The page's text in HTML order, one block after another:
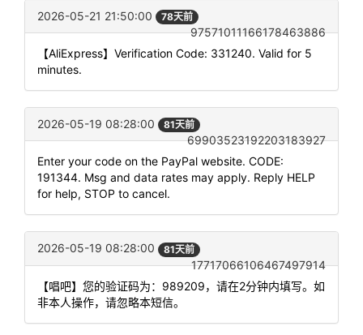
2026-05-21 21:50:00 78天前
97571011166178463886
【AliExpress】Verification Code: 331240. Valid for 5
minutes.
2026-05-19 08:28:00 81天前
69903523192203183927
Enter your code on the PayPal website. CODE:
191344. Msg and data rates may apply. Reply HELP
for help, STOP to cancel.
2026-05-19 08:28:00 81天前
17717066106467497914
【唱吧】您的验证码为：989209，请在2分钟内填写。如
非本人操作，请忽略本短信。